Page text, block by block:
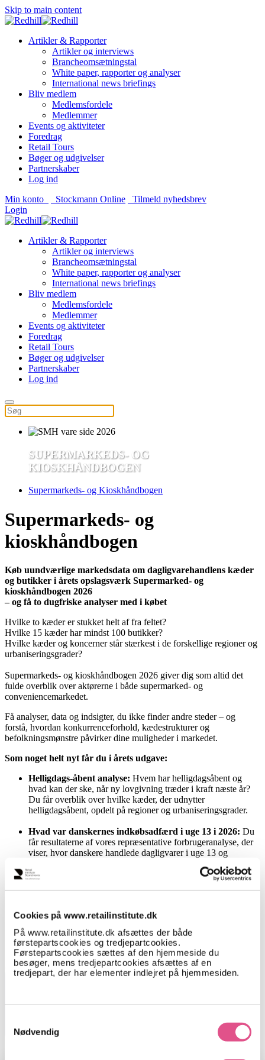
Cookies på www.retailinstitute.dk
På www.retailinstitute.dk afsættes der både
førstepartscookies og tredjepartcookies.
Førstepartscookies sættes af den hjemmeside du
besøger, mens tredjepartcookies afsættes af en
tredjepart, der har elementer indlejret på hjemmesiden.
Nødvendig
Skip to main content
Artikler & Rapporter
Artikler og interviews
Brancheomsætningstal
White paper, rapporter og analyser
International news briefings
Bliv medlem
Medlemsfordele
Medlemmer
Events og aktiviteter
Foredrag
Retail Tours
Bøger og udgivelser
Partnerskaber
Log ind
Min konto
Stockmann Online
Tilmeld nyhedsbrev
Login
Artikler & Rapporter
Artikler og interviews
Brancheomsætningstal
White paper, rapporter og analyser
International news briefings
Bliv medlem
Medlemsfordele
Medlemmer
Events og aktiviteter
Foredrag
Retail Tours
Bøger og udgivelser
Partnerskaber
Log ind
SUPERMARKEDS- OG
KIOSKHÅNDBOGEN
Supermarkeds- og Kioskhåndbogen
Supermarkeds- og
kioskhåndbogen
Køb uundværlige markedsdata om dagligvarehandlens kæder
og butikker i årets opslagsværk Supermarked- og
kioskhåndbogen 2026
– og få to dugfriske analyser med i købet
Hvilke to kæder er stukket helt af fra feltet?
Hvilke 15 kæder har mindst 100 butikker?
Hvilke kæder og koncerner står stærkest i de forskellige regioner og
urbaniseringsgrader?
Supermarkeds- og kioskhåndbogen 2026 giver dig som altid det
fulde overblik over aktørerne i både supermarked- og
conveniencemarkedet.
Få analyser, data og indsigter, du ikke finder andre steder – og
forstå, hvordan konkurrenceforhold, kædestrukturer og
befolkningsmønstre påvirker dine muligheder i markedet.
Som noget helt nyt får du i årets udgave:
Helligdags-åbent analyse: Hvem har helligdagsåbent og
hvad kan der ske, når ny lovgivning træder i kraft næste år?
Du får overblik over hvilke kæder, der udnytter
helligdagsåbent, opdelt på regioner og urbaniseringsgrader.
Hvad var danskernes indkøbsadfærd i uge 13 i 2026: Du
får resultaterne af vores repræsentative forbrugeranalyse, der
viser, hvor danskere handlede dagligvarer i uge 13 og
butikken holder helligdagsåbent
Butiksfortegnelse 2,der ud over de kendte optællinger for
hver kommune med butiksantal pr butikstype, omsætning og
indbygger angiver vi nu også antal helligdagsåbne butikker
Mangler du en digital butiksfortegnelse?
butiksfortegnelser i elektronisk form. For hver butik er anført
kædetilhørsforhold. Du kan både vælge én af de to sektorer, eller
begge.